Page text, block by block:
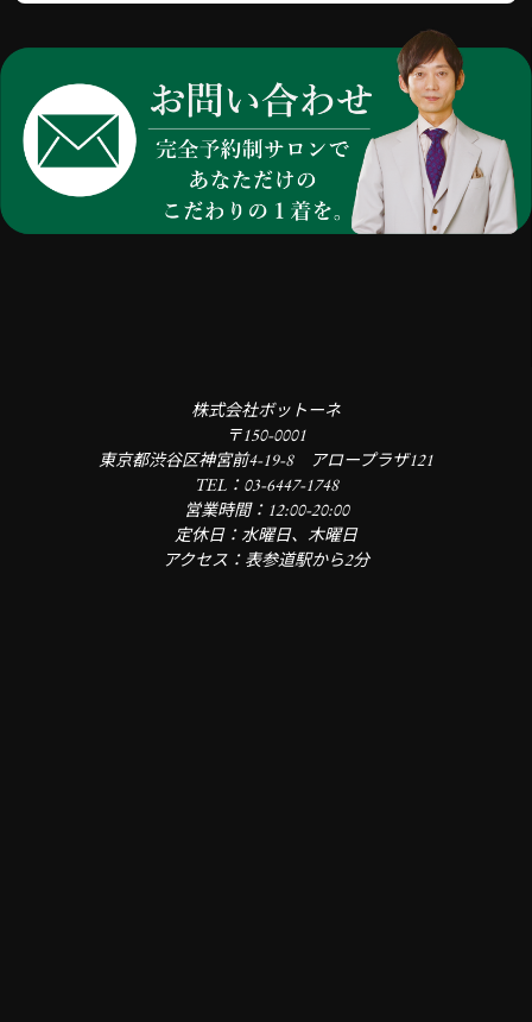
株式会社ボットーネ
〒150-0001
東京都渋谷区神宮前4-19-8 アロープラザ121
TEL：03-6447-1748
営業時間：12:00-20:00
定休日：水曜日、木曜日
アクセス：表参道駅から2分